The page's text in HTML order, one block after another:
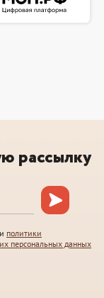
рассылку
политики
персональных данных